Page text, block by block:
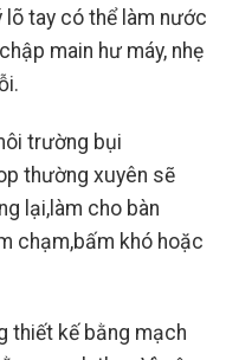
tay có thể làm nước
main hư máy, nhẹ
trường bụi
thường xuyên sẽ
lại,làm cho bàn
chạm,bấm khó hoặc
thiết kế bằng mạch